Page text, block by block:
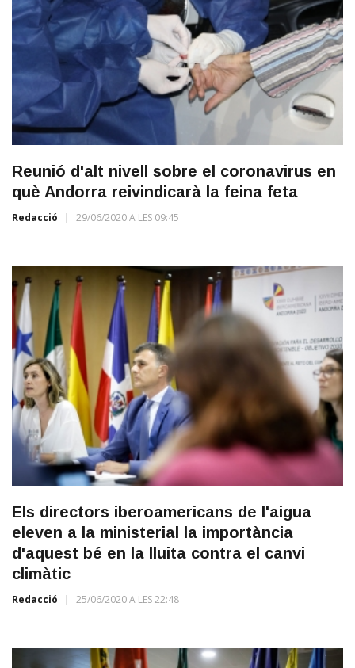
Reunió d'alt nivell sobre el coronavirus en
què Andorra reivindicarà la feina feta
Redacció 29/06/2020 A LES 09:45
Els directors iberoamericans de l'aigua
eleven a la ministerial la importància
d'aquest bé en la lluita contra el canvi
climàtic
Redacció 25/06/2020 A LES 22:48